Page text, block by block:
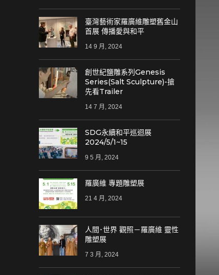
臺灣藝術家羅廣維雕塑舊金山
首展 傳播愛與和平
14 9 月, 2024
創世紀鹽雕系列Genesis
Series(Salt Sculpture)-搶
先看Trailer
14 7 月, 2024
SDG永續和平巡迴展
2024/5/1~15
9 5 月, 2024
羅廣維 專題雕塑展
21 4 月, 2024
人間･世界 觀照－羅廣維 靈性
雕塑展
7 3 月, 2024